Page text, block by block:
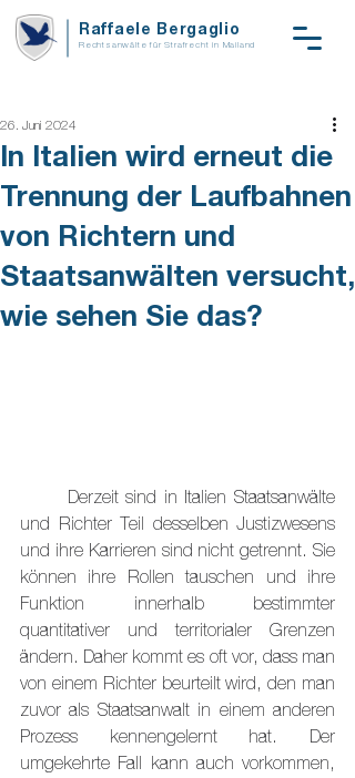
Rechtsanwälte für Strafrecht in Mailand
Raffaele Bergaglio
In Italien wird erneut die
Trennung der Laufbahnen
von Richtern und
Staatsanwälten versucht,
wie sehen Sie das?
26. Juni 2024
und Richter Teil desselben Justizwesens
und ihre Karrieren sind nicht getrennt. Sie
können ihre Rollen tauschen und ihre
Funktion innerhalb bestimmter
quantitativer und territorialer Grenzen
ändern. Daher kommt es oft vor, dass man
von einem Richter beurteilt wird, den man
zuvor als Staatsanwalt in einem anderen
Prozess kennengelernt hat. Der
umgekehrte Fall kann auch vorkommen,